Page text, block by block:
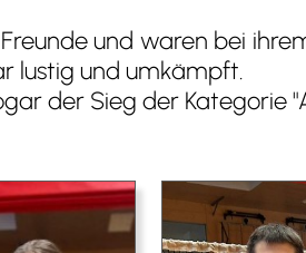
und waren bei
lustig und umkämpft.
der Sieg der Kategorie